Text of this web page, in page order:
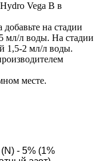
Vega В в
на стадии
мл/л воды. На стадии
1,5-2 мл/л воды.
месте.
- 5% (1%